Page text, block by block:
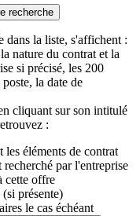
recherche
dans la liste, s'affichent :
nature du contrat et la
si précisé, les 200
la date de
cliquant sur son intitulé
:
les éléments de contrat
par l'entreprise
cette offre
présente)
le cas échéant